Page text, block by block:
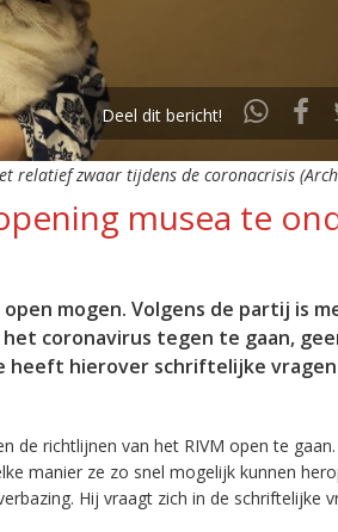
Deel dit bericht!
relatief zwaar tijdens de coronacrisis
musea te
mogen. Volgens de partij is
coronavirus tegen te gaan,
heeft hierover schriftelijke
de richtlijnen van het RIVM open te
manier ze zo snel mogelijk kunnen
Hij vraagt zich in de schriftelijke